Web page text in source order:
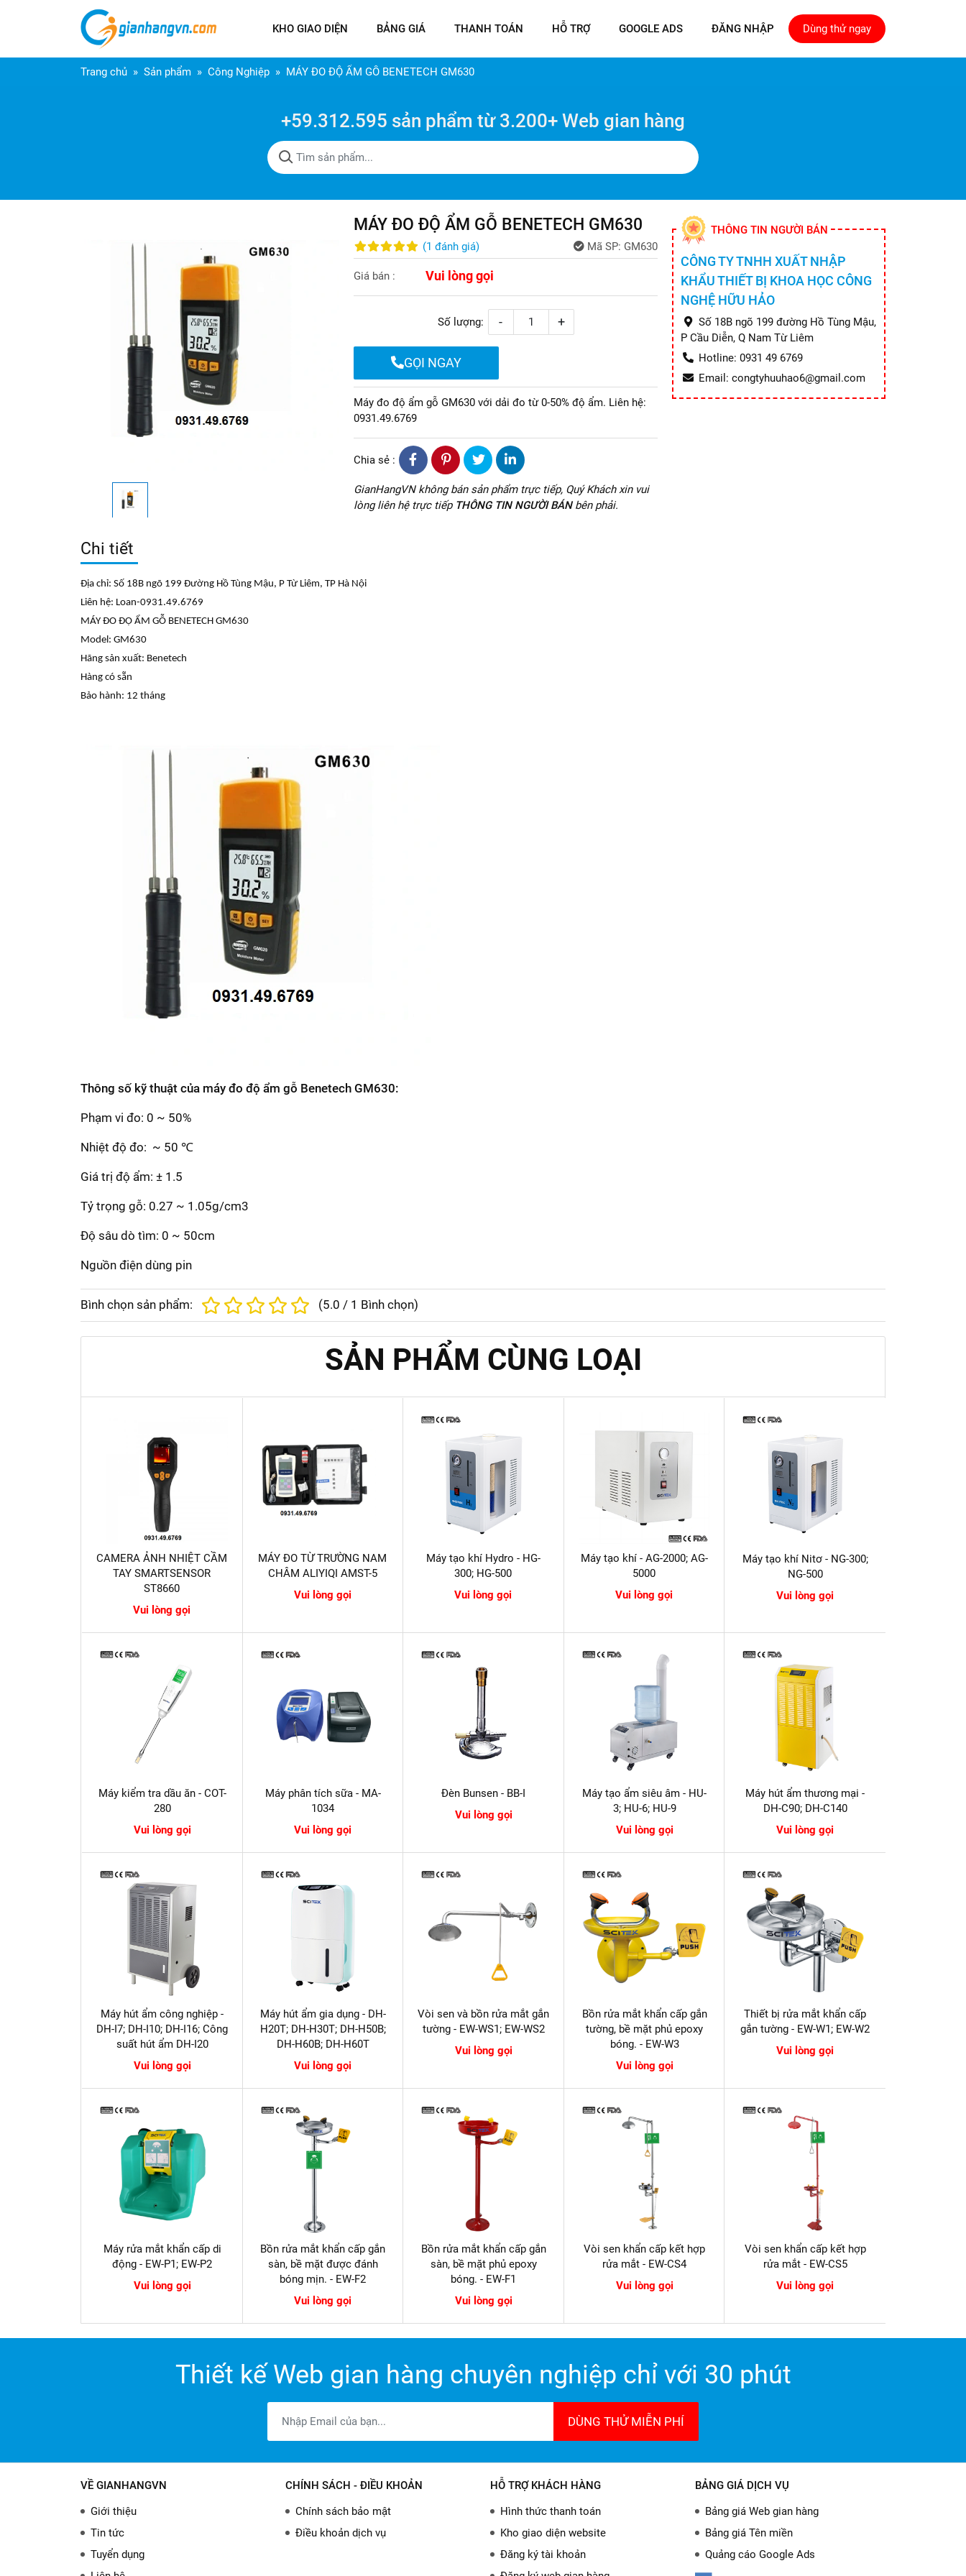
KHO GIAO DIỆN BẢNG GIÁ THANH TOÁN HỖ TRỢ GOOGLE ADS ĐĂNG NHẬP Dùng thử ngay
Trang chủ Sản phẩm Công Nghiệp MÁY ĐO ĐỘ ẨM GỖ BENETECH GM630
+59.312.595 sản phẩm từ 3.200+ Web gian hàng
MÁY ĐO ĐỘ ẨM GỖ BENETECH GM630
(1 đánh giá) Mã SP: GM630
Giá bán : Vui lòng gọi
Số lượng: - +
GỌI NGAY
Máy đo độ ẩm gỗ GM630 với dải đo từ 0-50% độ ẩm. Liên hệ:
0931.49.6769
Chia sẻ :
GianHangVN không bán sản phẩm trực tiếp, Quý Khách xin vui
lòng liên hệ trực tiếp THÔNG TIN NGƯỜI BÁNbên phải.
THÔNG TIN NGƯỜI BÁN
CÔNG TY TNHH XUẤT NHẬP
KHẨU THIẾT BỊ KHOA HỌC CÔNG
NGHỆ HỮU HẢO
Số 18B ngõ 199 đường Hồ Tùng Mậu,
P Cầu Diễn, Q Nam Từ Liêm
Hotline: 0931 49 6769
Email: congtyhuuhao6@gmail.com
Chi tiết
Địa chỉ: Số 18B ngõ 199 Đường Hồ Tùng Mậu, P Từ Liêm, TP Hà Nội
Liên hệ: Loan-0931.49.6769
MÁY ĐO ĐỘ ẨM GỖ BENETECH GM630
Model: GM630
Hãng sản xuất: Benetech
Hàng có sẵn
Bảo hành: 12 tháng
Thông số kỹ thuật của máy đo độ ẩm gỗ Benetech GM630:
Phạm vi đo: 0 ~ 50%
Nhiệt độ đo: ~ 50 ℃
Giá trị độ ẩm: ± 1.5
Tỷ trọng gỗ: 0.27 ~ 1.05g/cm3
Độ sâu dò tìm: 0 ~ 50cm
Nguồn điện dùng pin
Bình chọn sản phẩm: (5.0 / 1 Bình chọn)
SẢN PHẨM CÙNG LOẠI
CAMERA ẢNH NHIỆT CẦM
TAY SMARTSENSOR
ST8660
Vui lòng gọi
MÁY ĐO TỪ TRƯỜNG NAM
CHÂM ALIYIQI AMST-5
Vui lòng gọi
Máy tạo khí Hydro - HG-
300; HG-500
Vui lòng gọi
Máy tạo khí - AG-2000; AG-
5000
Vui lòng gọi
Máy tạo khí Nitơ - NG-300;
NG-500
Vui lòng gọi
Máy kiểm tra dầu ăn - COT-
280
Vui lòng gọi
Máy phân tích sữa - MA-
1034
Vui lòng gọi
Đèn Bunsen - BB-I
Vui lòng gọi
Máy tạo ẩm siêu âm - HU-
3; HU-6; HU-9
Vui lòng gọi
Máy hút ẩm thương mại -
DH-C90; DH-C140
Vui lòng gọi
Máy hút ẩm công nghiệp -
DH-I7; DH-I10; DH-I16; Công
suất hút ẩm DH-I20
Vui lòng gọi
Máy hút ẩm gia dụng - DH-
H20T; DH-H30T; DH-H50B;
DH-H60B; DH-H60T
Vui lòng gọi
Vòi sen và bồn rửa mắt gắn
tường - EW-WS1; EW-WS2
Vui lòng gọi
Bồn rửa mắt khẩn cấp gắn
tường, bề mặt phủ epoxy
bóng. - EW-W3
Vui lòng gọi
Thiết bị rửa mắt khẩn cấp
gắn tường - EW-W1; EW-W2
Vui lòng gọi
Máy rửa mắt khẩn cấp di
động - EW-P1; EW-P2
Vui lòng gọi
Bồn rửa mắt khẩn cấp gắn
sàn, bề mặt được đánh
bóng mịn. - EW-F2
Vui lòng gọi
Bồn rửa mắt khẩn cấp gắn
sàn, bề mặt phủ epoxy
bóng. - EW-F1
Vui lòng gọi
Vòi sen khẩn cấp kết hợp
rửa mắt - EW-CS4
Vui lòng gọi
Vòi sen khẩn cấp kết hợp
rửa mắt - EW-CS5
Vui lòng gọi
Thiết kế Web gian hàng chuyên nghiệp chỉ với 30 phút
DÙNG THỬ MIỄN PHÍ
VỀ GIANHANGVN
Giới thiệu
Tin tức
Tuyển dụng
CHÍNH SÁCH - ĐIỀU KHOẢN
Chính sách bảo mật
Điều khoản dịch vụ
HỖ TRỢ KHÁCH HÀNG
Hình thức thanh toán
Kho giao diện website
Đăng ký tài khoản
BẢNG GIÁ DỊCH VỤ
Bảng giá Web gian hàng
Bảng giá Tên miền
Quảng cáo Google Ads